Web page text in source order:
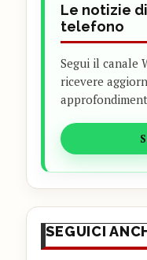
Le notizie
telefono
Segui il canale
ricevere
SEGUICI